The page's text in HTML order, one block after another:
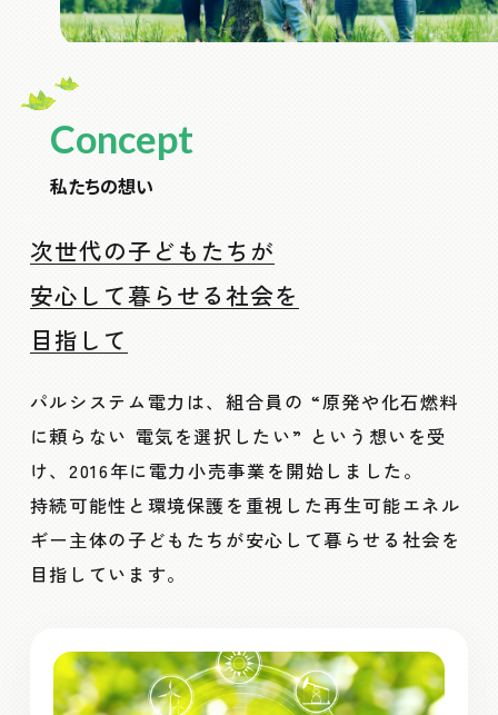
Concept
私たちの想い
次世代の子どもたちが
安心して暮らせる社会を
目指して
パルシステム電力は、組合員の “原発や化石燃料
に頼らない 電気を選択したい” という想いを受
け、2016年に電力小売事業を開始しました。
持続可能性と環境保護を重視した再生可能エネル
ギー主体の子どもたちが安心して暮らせる社会を
目指しています。